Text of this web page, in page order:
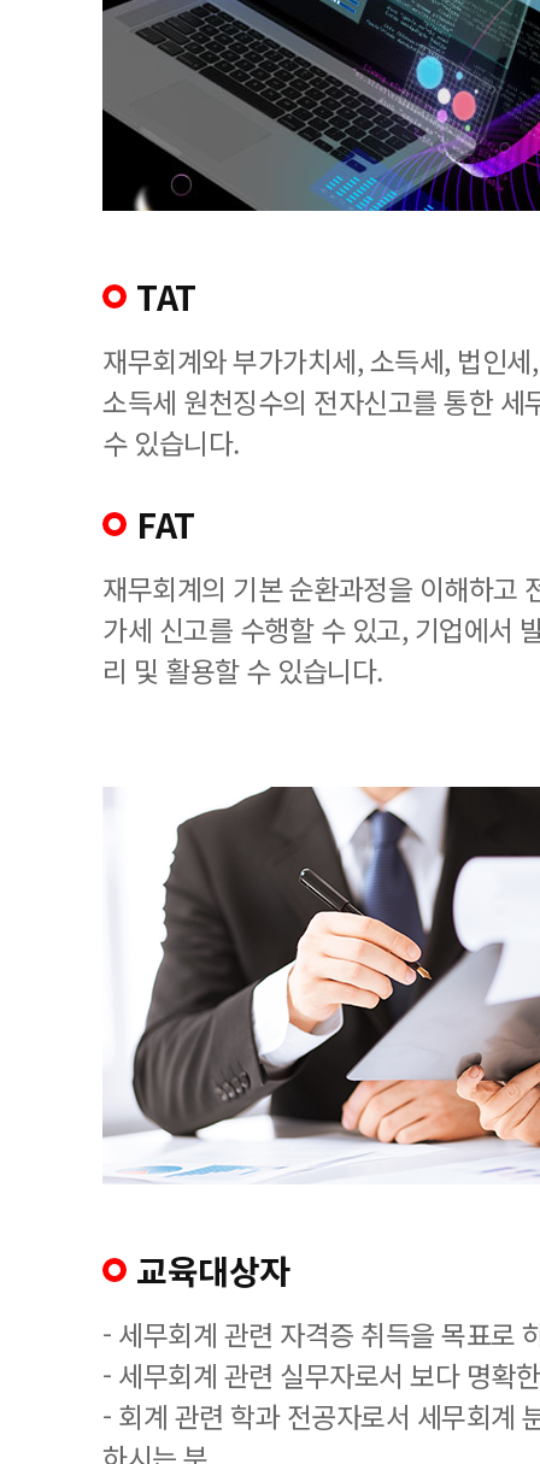
TAT
재무회계와 부가가치세, 소득세, 법인
소득세 원천징수의 전자신고를 통한 세
수 있습니다.
FAT
재무회계의 기본 순환과정을 이해하고
가세 신고를 수행할 수 있고, 기업에서
리 및 활용할 수 있습니다.
교육대상자
- 세무회계 관련 자격증 취득을 목표로
- 세무회계 관련 실무자로서 보다 명확
- 회계 관련 학과 전공자로서 세무회계